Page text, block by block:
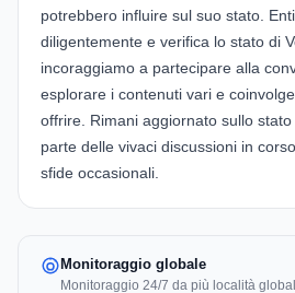
potrebbero influire sul suo stato.
diligentemente e verifica lo stato di
incoraggiamo a partecipare alla
esplorare i contenuti vari e
offrire. Rimani aggiornato sullo
parte delle vivaci discussioni in
sfide occasionali.
Monitoraggio globale
Monitoraggio 24/7 da più località